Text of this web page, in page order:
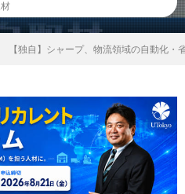
【独自】シャープ、物流領域の自動化・